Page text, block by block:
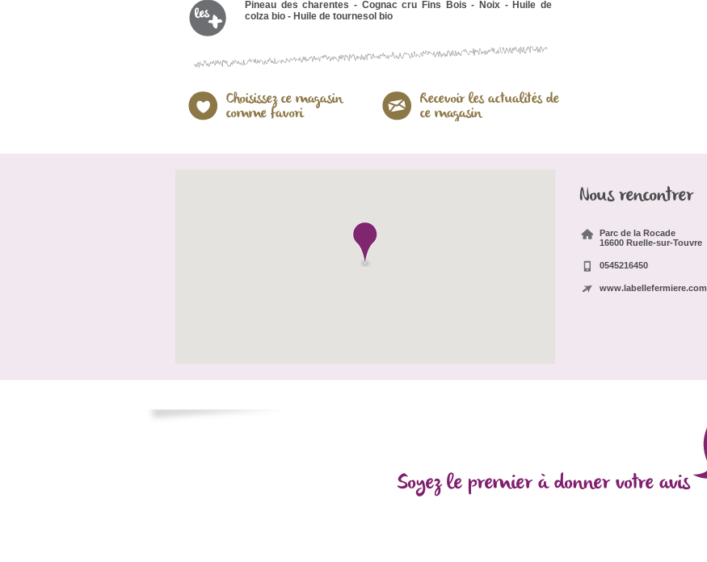
Pineau des charentes - Cognac cru Fins Bois - Noix - Huile de
colza bio - Huile de tournesol bio
Nous rencontrer
Parc de la Rocade
16600 Ruelle-sur-Touvre
0545216450
www.labellefermiere.com
Soyez le premier à donner votre avis